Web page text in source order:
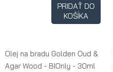
PRIDAŤ DO
KOŠÍKA
Olej na bradu Golden Oud &
Agar Wood - BIOnly - 30ml